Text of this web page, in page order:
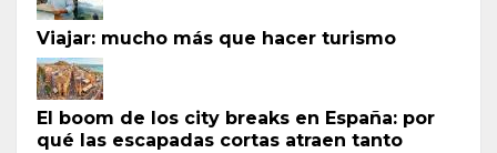
Viajar: mucho más que hacer turismo
El boom de los city breaks en España: por
qué las escapadas cortas atraen tanto